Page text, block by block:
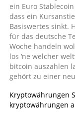
ein Euro
dass ein
Basiswertes sinkt.
für das deutsche
Woche handeln
los ‘ne welcher
bitcoin auszahlen
gehört zu einer
Kryptowährungen
kryptowährungen